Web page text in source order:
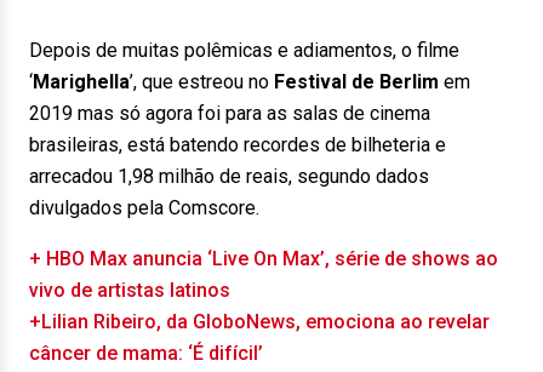
Depois de muitas polêmicas e adiamentos, o filme
‘Marighella’, que estreou no Festival de Berlim em
2019 mas só agora foi para as salas de cinema
brasileiras, está batendo recordes de bilheteria e
arrecadou 1,98 milhão de reais, segundo dados
divulgados pela Comscore.
+ HBO Max anuncia ‘Live On Max’, série de shows ao
vivo de artistas latinos
+Lilian Ribeiro, da GloboNews, emociona ao revelar
câncer de mama: ‘É difícil’